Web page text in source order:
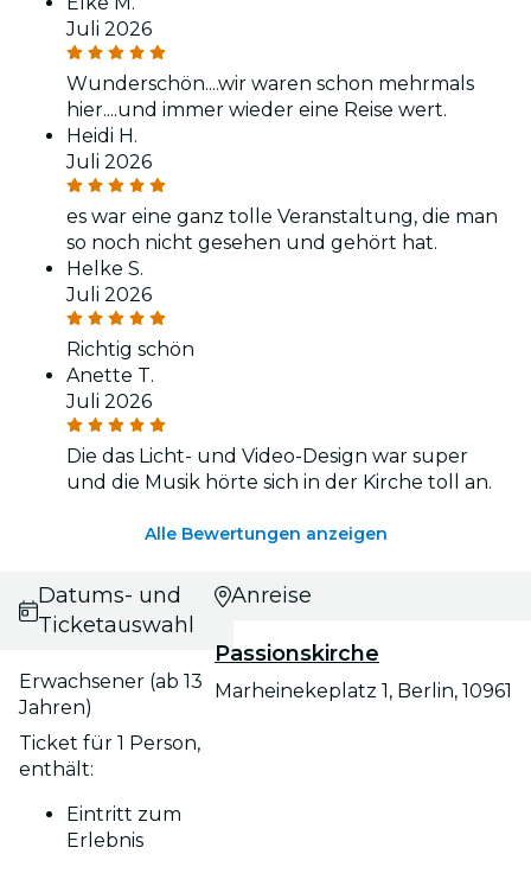
Juli 2026
Wunderschön....wir waren schon mehrmals
hier....und immer wieder eine Reise wert.
Heidi H.
Juli 2026
es war eine ganz tolle Veranstaltung, die man
so noch nicht gesehen und gehört hat.
Helke S.
Juli 2026
Richtig schön
Anette T.
Juli 2026
Die das Licht- und Video-Design war super
und die Musik hörte sich in der Kirche toll an.
Alle Bewertungen anzeigen
Datums- und
Ticketauswahl
Erwachsener (ab 13
Jahren)
Ticket für 1 Person,
enthält:
Eintritt zum
Erlebnis
Anreise
Passionskirche
Marheinekeplatz 1, Berlin, 10961